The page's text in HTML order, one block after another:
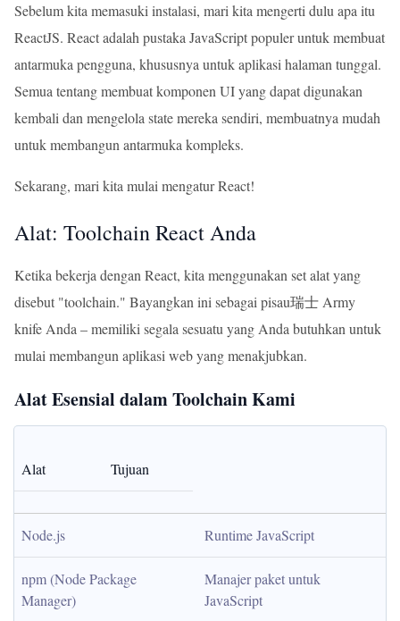
Sebelum kita memasuki instalasi, mari kita mengerti dulu apa itu
ReactJS. React adalah pustaka JavaScript populer untuk membuat
antarmuka pengguna, khususnya untuk aplikasi halaman tunggal.
Semua tentang membuat komponen UI yang dapat digunakan
kembali dan mengelola state mereka sendiri, membuatnya mudah
untuk membangun antarmuka kompleks.
Sekarang, mari kita mulai mengatur React!
Alat: Toolchain React Anda
Ketika bekerja dengan React, kita menggunakan set alat yang
disebut "toolchain." Bayangkan ini sebagai pisau瑞士 Army
knife Anda – memiliki segala sesuatu yang Anda butuhkan untuk
mulai membangun aplikasi web yang menakjubkan.
Alat Esensial dalam Toolchain Kami
Alat Tujuan
Node.js Runtime JavaScript
npm (Node Package
Manager)
Manajer paket untuk
JavaScript